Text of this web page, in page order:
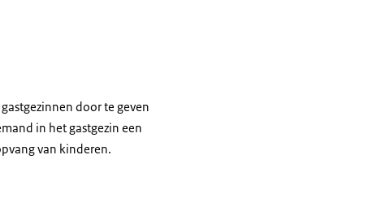
door te geven
in het gastgezin een
van kinderen.